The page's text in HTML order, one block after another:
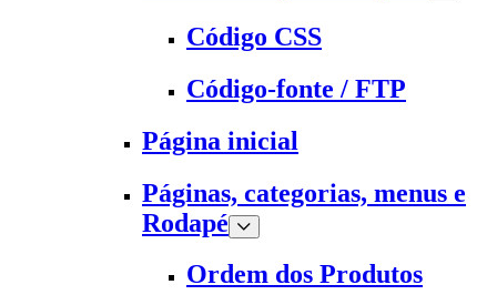
Código CSS
Código-fonte / FTP
Página inicial
Páginas, categorias, menus e
Rodapé
Ordem dos Produtos